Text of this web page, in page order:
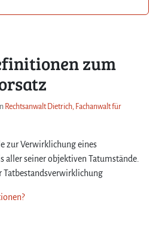
zum
Rechtsanwalt Dietrich, Fachanwalt für
zur Verwirklichung eines
aller seiner objektiven Tatumstände.
Tatbestandsverwirklichung